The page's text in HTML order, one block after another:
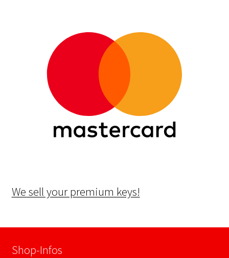
We sell your premium keys!
Shop-Infos